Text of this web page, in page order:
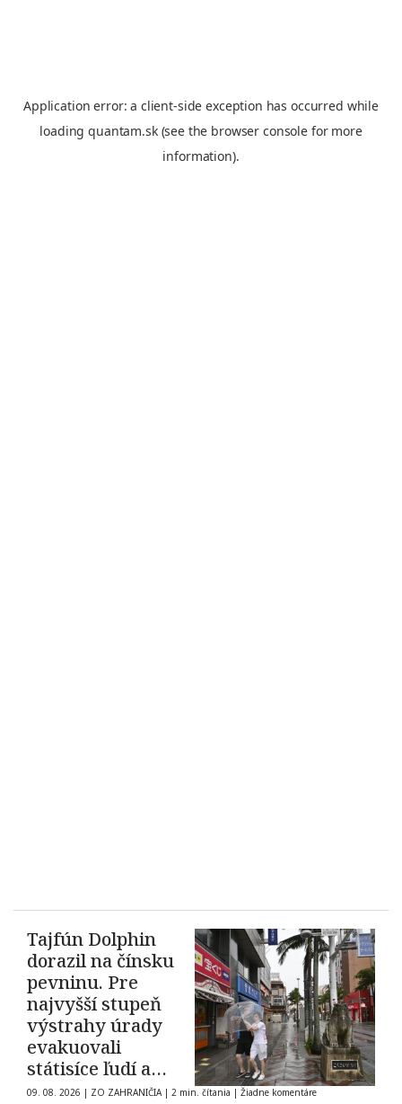
Tajfún Dolphin
dorazil na čínsku
pevninu. Pre
najvyšší stupeň
výstrahy úrady
evakuovali
státisíce ľudí a
zrušili tisícky letov
09. 08. 2026 | ZO ZAHRANIČIA | 2 min. čítania | Žiadne komentáre